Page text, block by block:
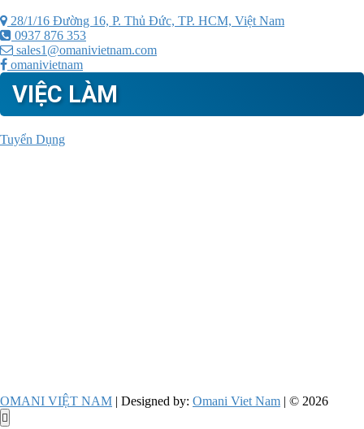
28/1/16 Đường 16, P. Thủ Đức, TP. HCM, Việt Nam
0937 876 353
sales1@omanivietnam.com
omanivietnam
VIỆC LÀM
Tuyển Dụng
OMANI VIỆT NAM | Designed by: Omani Viet Nam | © 2026
Go